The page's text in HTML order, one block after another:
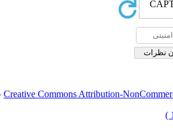
Creative Commons Attribution-